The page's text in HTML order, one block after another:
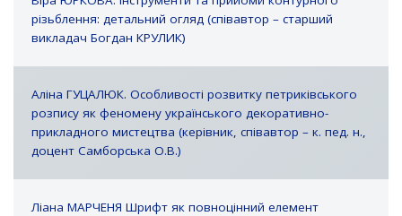
різьблення: детальний огляд (співавтор – старший
викладач Богдан КРУЛИК)
Аліна ГУЦАЛЮК. Особливості розвитку петриківського
розпису як феномену українського декоративно-
прикладного мистецтва (керівник, співавтор – к. пед. н.,
доцент Самборська О.В.)
Ліана МАРЧЕНЯ Шрифт як повноцінний елемент